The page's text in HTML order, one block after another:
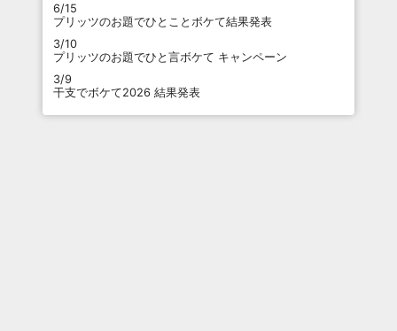
6/15
プリッツのお題でひとことボケて結果発表
3/10
プリッツのお題でひと言ボケて キャンペーン
3/9
干支でボケて2026 結果発表